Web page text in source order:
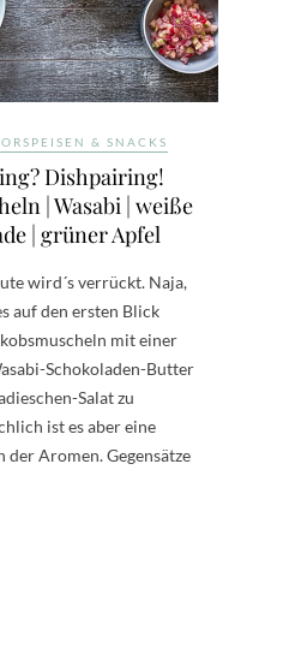
& SNACKS
Dishpairing!
| Wasabi | weiße
| grüner Apfel
wird´s verrückt. Naja,
auf den ersten Blick
mit einer
Schokoladen-Butter
Salat zu
ist es aber eine
der Aromen. Gegensätze